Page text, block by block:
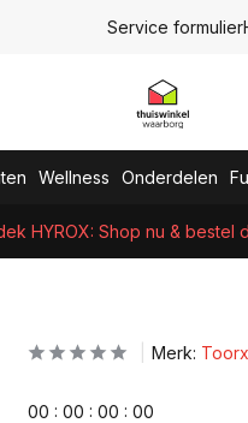
Service formulier
Wellness Onderdelen
HYROX: Shop nu & bestel
Merk:
00 : 00 : 00 : 00